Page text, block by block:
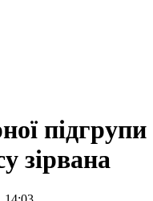
підгрупи
зірвана